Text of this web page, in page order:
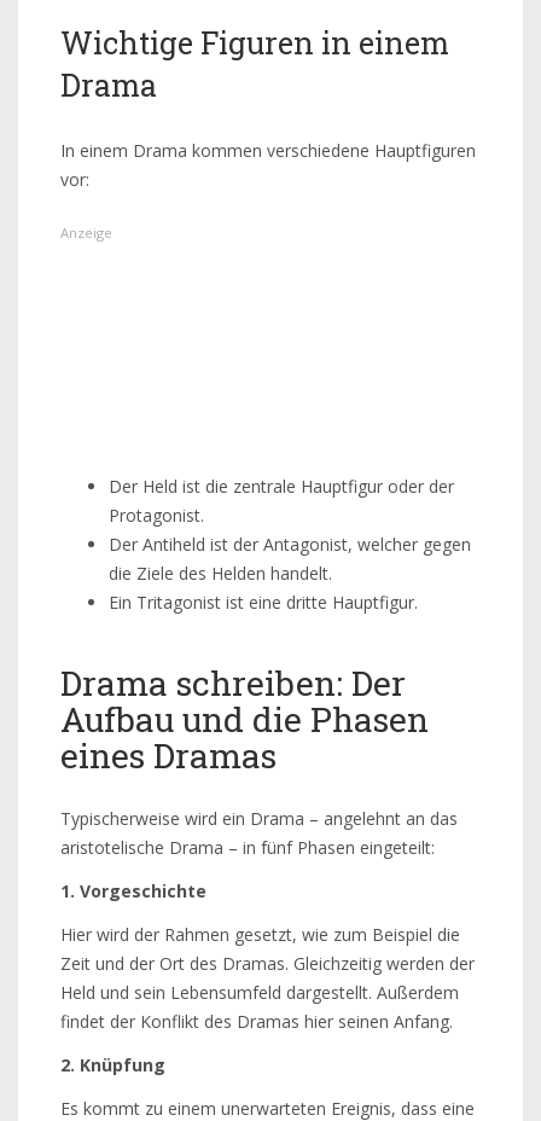
Wichtige Figuren in einem
Drama
In einem Drama kommen verschiedene Hauptfiguren
vor:
Der Held ist die zentrale Hauptfigur oder der
Protagonist.
Der Antiheld ist der Antagonist, welcher gegen
die Ziele des Helden handelt.
Ein Tritagonist ist eine dritte Hauptfigur.
Drama schreiben: Der
Aufbau und die Phasen
eines Dramas
Typischerweise wird ein Drama – angelehnt an das
aristotelische Drama – in fünf Phasen eingeteilt:
1. Vorgeschichte
Hier wird der Rahmen gesetzt, wie zum Beispiel die
Zeit und der Ort des Dramas. Gleichzeitig werden der
Held und sein Lebensumfeld dargestellt. Außerdem
findet der Konflikt des Dramas hier seinen Anfang.
2. Knüpfung
Es kommt zu einem unerwarteten Ereignis, dass eine